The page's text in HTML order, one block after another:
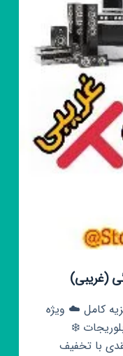
(غریبی)
کامل ☁️ ویژه
❄️
با تخفیف